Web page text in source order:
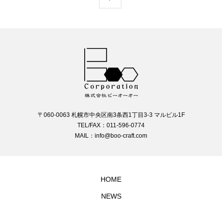
〒060-0063 札幌市中央区南3条西1丁目3-3 マルビル1F
TEL/FAX：011-596-0774
MAIL：info@boo-craft.com
HOME
NEWS